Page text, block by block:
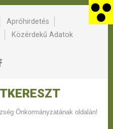
Apróhirdetés
Közérdekű Adatok
Önkormányzatának oldalán!